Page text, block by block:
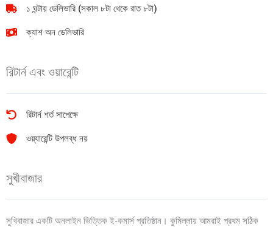
১ ঘন্টায় ডেলিভারি (সকাল ৮টা থেকে রাত ৮টা)
ক্যাশ অন ডেলিভারি
রিটার্ন এবং ওয়ারেন্টি
রিটার্ন শর্ত সাপেক্ষে
ওয়্যারেন্টি উপলব্ধ নয়
সুখীবাজার
সুখিবাজার একটি অনলাইন ভিত্তিক ই-কমার্স প্রতিষ্ঠান। কুমিল্লায় আমরাই প্রথম সঠিক